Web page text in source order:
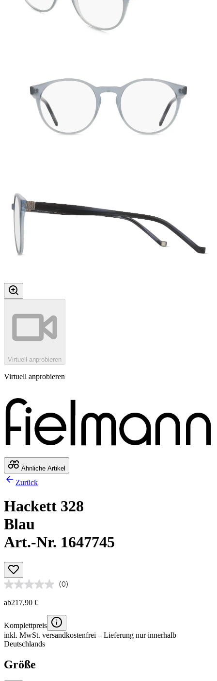
Virtuell anprobieren
Virtuell anprobieren
Ähnliche Artikel
Zurück
Hackett 328
Blau
Art.-Nr. 1647745
(0)
ab217,90 €
Komplettpreis
inkl. MwSt. versandkostenfrei – Lieferung nur innerhalb
Deutschlands
Größe